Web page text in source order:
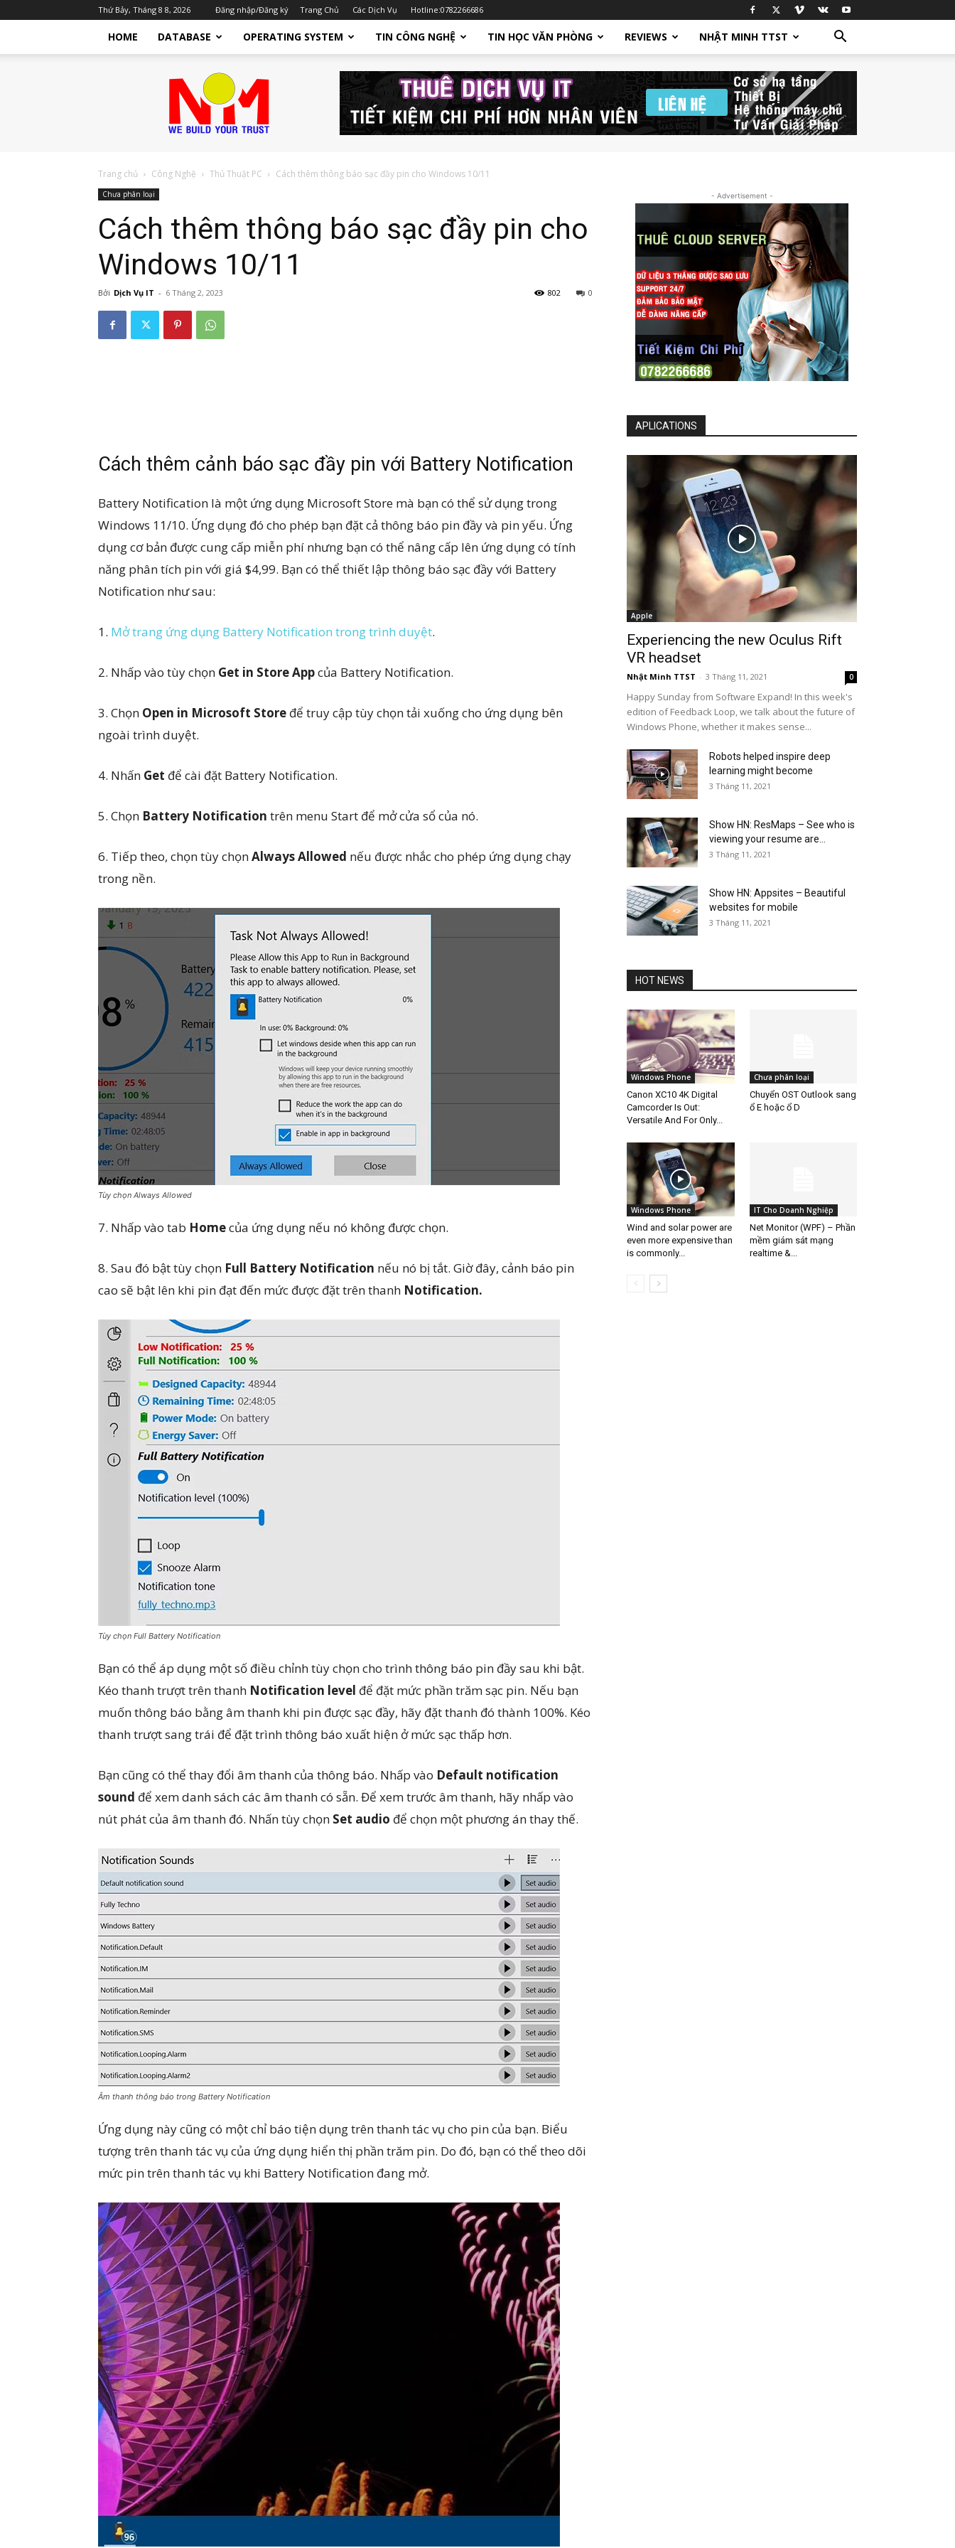
Thứ Bảy, Tháng 8 8, 2026 Đăng nhập/Đăng ký Trang Chủ Các Dịch Vụ Hotline:0782266686
HOME DATABASE OPERATING SYSTEM TIN CÔNG NGHỆ TIN HỌC VĂN PHÒNG REVIEWS NHẬT MINH TTST
Cho
Nghiệp
Trang chủ Công Nghệ Thủ Thuật PC Cách thêm thông báo sạc đầy pin cho Windows 10/11
Chưa phân loại
Cách thêm thông báo sạc đầy pin cho
Windows 10/11
Bởi Dịch Vụ IT - 6 Tháng 2, 2023 0
802
Cách thêm cảnh báo sạc đầy pin với Battery Notification
Battery Notification là một ứng dụng Microsoft Store mà bạn có thể sử dụng trong
Windows 11/10. Ứng dụng đó cho phép bạn đặt cả thông báo pin đầy và pin yếu. Ứng
dụng cơ bản được cung cấp miễn phí nhưng bạn có thể nâng cấp lên ứng dụng có tính
năng phân tích pin với giá $4,99. Bạn có thể thiết lập thông báo sạc đầy với Battery
Notification như sau:
1. Mở trang ứng dụng Battery Notification trong trình duyệt.
2. Nhấp vào tùy chọn Get in Store Appcủa Battery Notification.
3. Chọn Open in Microsoft Store để truy cập tùy chọn tải xuống cho ứng dụng bên
ngoài trình duyệt.
4. Nhấn Get để cài đặt Battery Notification.
5. Chọn Battery Notification trên menu Start để mở cửa sổ của nó.
6. Tiếp theo, chọn tùy chọnAlways Allowed nếu được nhắc cho phép ứng dụng chạy
trong nền.
Tùy chọn Always Allowed
7. Nhấp vào tab Homecủa ứng dụng nếu nó không được chọn.
8. Sau đó bật tùy chọn Full Battery Notification nếu nó bị tắt. Giờ đây, cảnh báo pin
cao sẽ bật lên khi pin đạt đến mức được đặt trên thanh Notification.
Tùy chọn Full Battery Notification
Bạn có thể áp dụng một số điều chỉnh tùy chọn cho trình thông báo pin đầy sau khi bật.
Kéo thanh trượt trên thanh Notification level để đặt mức phần trăm sạc pin. Nếu bạn
muốn thông báo bằng âm thanh khi pin được sạc đầy, hãy đặt thanh đó thành 100%. Kéo
thanh trượt sang trái để đặt trình thông báo xuất hiện ở mức sạc thấp hơn.
Bạn cũng có thể thay đổi âm thanh của thông báo. Nhấp vào Default notification
sound để xem danh sách các âm thanh có sẵn. Để xem trước âm thanh, hãy nhấp vào
nút phát của âm thanh đó. Nhấn tùy chọn Set audio để chọn một phương án thay thế.
Âm thanh thông báo trong Battery Notification
Ứng dụng này cũng có một chỉ báo tiện dụng trên thanh tác vụ cho pin của bạn. Biểu
tượng trên thanh tác vụ của ứng dụng hiển thị phần trăm pin. Do đó, bạn có thể theo dõi
mức pin trên thanh tác vụ khi Battery Notification đang mở.
- Advertisement -
APLICATIONS
Apple
Experiencing the new Oculus Rift
VR headset
Nhật Minh TTST - 3 Tháng 11, 2021 0
Happy Sunday from Software Expand! In this week's
edition of Feedback Loop, we talk about the future of
Windows Phone, whether it makes sense...
Robots helped inspire deep
learning might become
3 Tháng 11, 2021
Show HN: ResMaps – See who is
viewing your resume are...
3 Tháng 11, 2021
Show HN: Appsites – Beautiful
websites for mobile
3 Tháng 11, 2021
HOT NEWS
Windows Phone
Canon XC10 4K Digital
Camcorder Is Out:
Versatile And For Only...
Chưa phân loại
Chuyển OST Outlook sang
ổ E hoặc ổ D
Windows Phone
Wind and solar power are
even more expensive than
is commonly...
IT Cho Doanh Nghiệp
Net Monitor (WPF) – Phần
mềm giám sát mạng
realtime &...